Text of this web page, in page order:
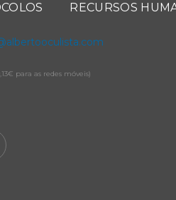
RECURSOS
para as redes móveis)